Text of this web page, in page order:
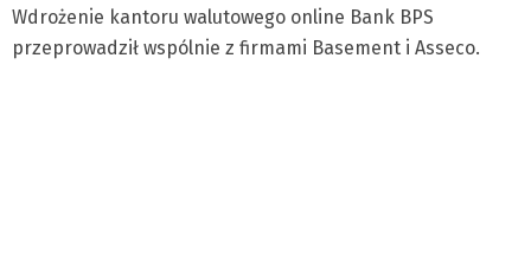
Wdrożenie kantoru walutowego online Bank BPS
przeprowadził wspólnie z firmami Basement i Asseco.